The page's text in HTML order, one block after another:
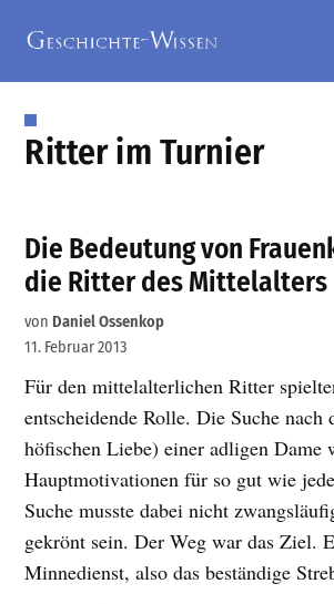
Inhalt
springen
Wissen
Ritter im Turnier
Die Bedeutung von
die Ritter des Mittelalters
von Daniel Ossenkop
11. Februar 2013
Für den mittelalterlichen Ritter
entscheidende Rolle. Die Suche nach
höfischen Liebe) einer adligen Dame
Hauptmotivationen für so gut wie
Suche musste dabei nicht
gekrönt sein. Der Weg war das Ziel.
Minnedienst, also das beständige